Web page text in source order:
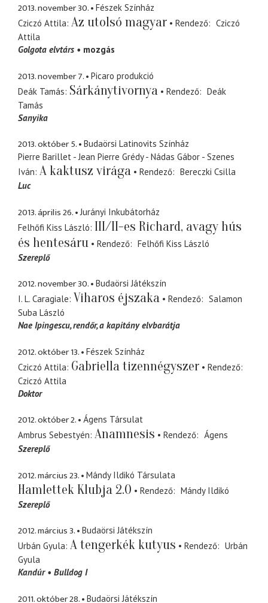
2013. november 30.
Fészek Színház
Cziczó Attila Az utolsó magyar Rendező
Cziczó
Attila
Golgota elvtárs
mozgás
2013. november 7.
Picaro produkció
Deák Tamás Sárkánytivornya Rendező
Deák
Tamás
Sanyika
2013. október 5.
Budaörsi Latinovits Színház
Pierre Barillet - Jean Pierre Grédy - Nádas Gábor - Szenes
Iván A kaktusz virága Rendező
Bereczki Csilla
Luc
2013. április 26.
Jurányi Inkubátorház
Felhőfi Kiss László III/II-es Richard, avagy hús
és hentesáru
Rendező
Felhőfi Kiss László
Szereplő
2012. november 30.
Budaörsi Játékszín
I. L. Caragiale Viharos éjszaka Rendező
Salamon
Suba László
Nae Ipingescu rendőr, a kapitány elvbarátja
2012. október 13.
Fészek Színház
Cziczó Attila Gabriella tizennégyszer
Rendező
Cziczó Attila
Doktor
2012. október 2.
Ágens Társulat
Ambrus Sebestyén Anamnesis Rendező
Ágens
Szereplő
2012. március 23. Mándy Ildikó Társulata
Hamlettek Klubja 2.0 Rendező
Mándy Ildikó
Szereplő
2012. március 3.
Budaörsi Játékszín
Urbán Gyula A tengerkék kutyus Rendező
Urbán
Gyula
Kandúr
Bulldog I
2011. október 28. Budaörsi Játékszín